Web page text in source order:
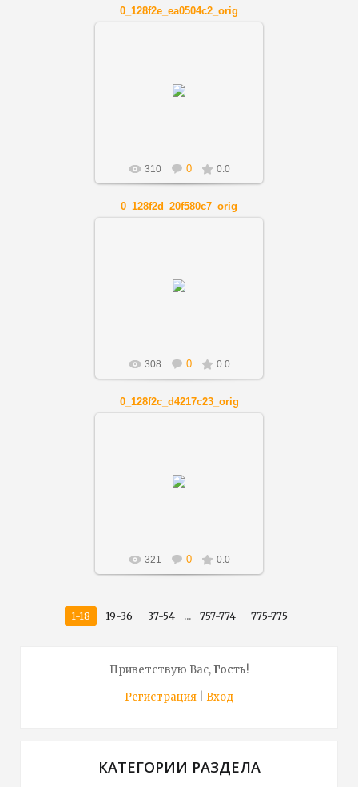
0_128f2e_ea0504c2_orig
310 0 0.0
0_128f2d_20f580c7_orig
308 0 0.0
0_128f2c_d4217c23_orig
321 0 0.0
1-18 19-36 37-54 ... 757-774 775-775
Приветствую Вас,Гость!
Регистрация
Вход
КАТЕГОРИИ РАЗДЕЛА